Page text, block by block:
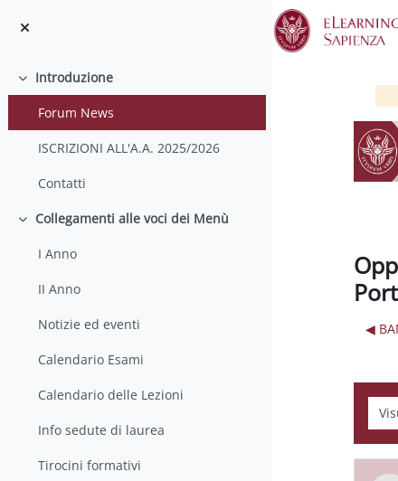
Minimizza
Introduzione
Forum News
ISCRIZIONI ALL'A.A. 2025/2026
Contatti
Minimizza
Collegamenti alle voci dei Menù
I Anno
II Anno
Notizie ed eventi
Calendario Esami
Calendario delle Lezioni
Info sedute di laurea
Tirocini formativi
◀︎